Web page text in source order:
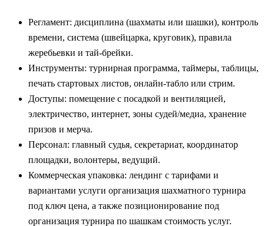
Регламент: дисциплина (шахматы или шашки), контроль
времени, система (швейцарка, круговик), правила
жеребьевки и тай-брейки.
Инструменты: турнирная программа, таймеры, таблицы,
печать стартовых листов, онлайн-табло или стрим.
Доступы: помещение с посадкой и вентиляцией,
электричество, интернет, зоны судей/медиа, хранение
призов и мерча.
Персонал: главный судья, секретариат, координатор
площадки, волонтеры, ведущий.
Коммерческая упаковка: лендинг с тарифами и
вариантами услуги организация шахматного турнира
под ключ цена, а также позиционирование под
организация турнира по шашкам стоимость услуг.